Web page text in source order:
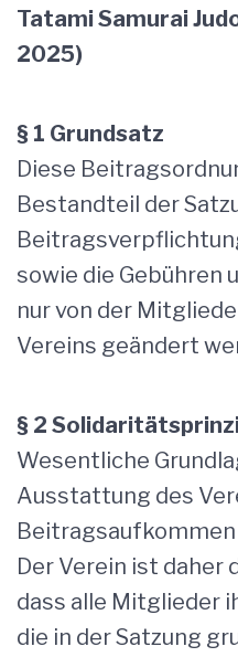
Tatami Samurai
2025)
§ 1 Grundsatz
Diese
Bestandteil der
sowie die Gebühren
nur von der
Vereins geändert
§ 2
Wesentliche
Ausstattung des
Der Verein ist daher
dass alle Mitglieder
die in der Satzung